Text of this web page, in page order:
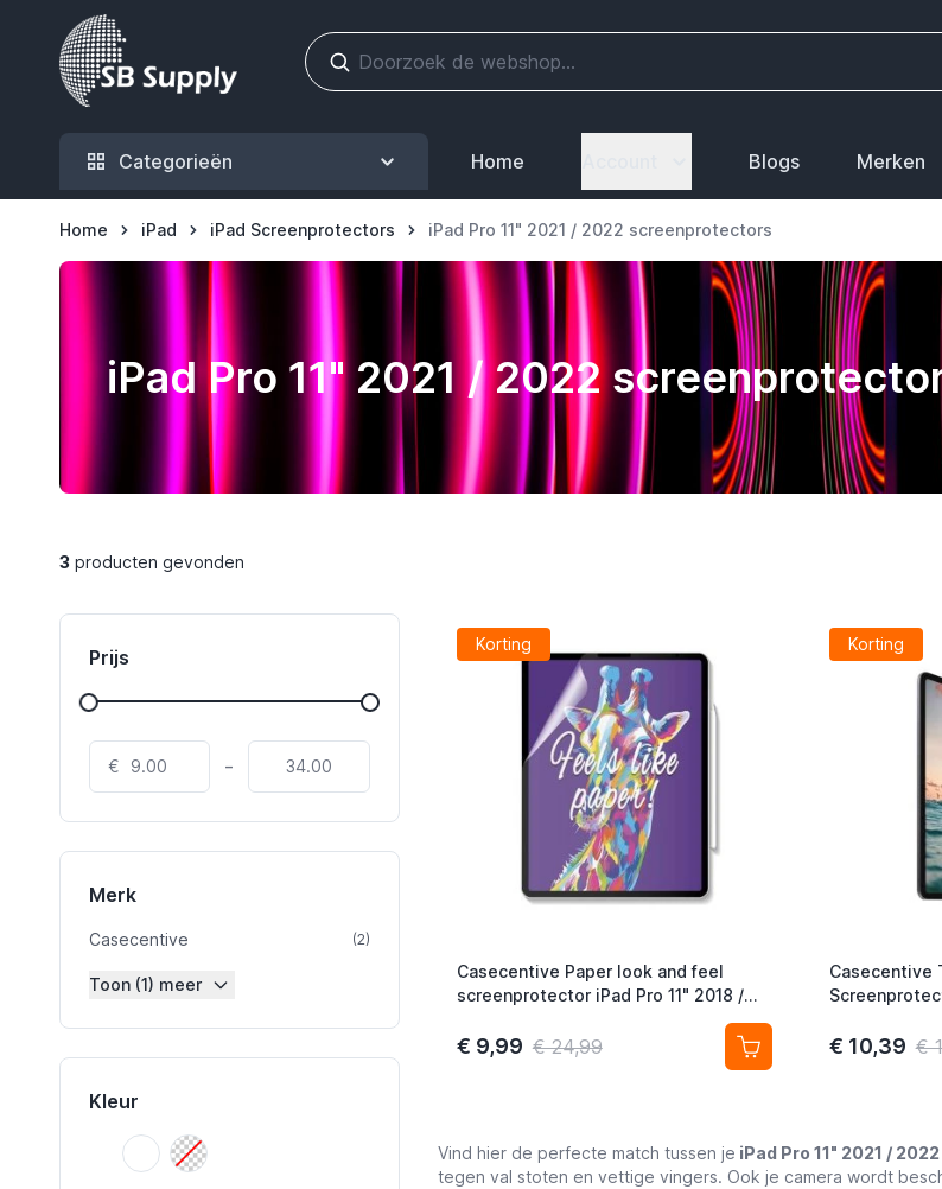
Ga naar de inhoud
Categorieën Home Blogs Merken
Home iPad iPad Screenprotectors iPad Pro 11" 2021 / 2022 screenprotectors
iPad Pro 11" 2021 / 2022
3 producten gevonden
Prijs
€ -
Merk
Casecentive (2)product
Toon (1) meer
Kleur
Onbekend
OnbekendTransparant
Transparant
Korting
Casecentive Paper look and feel
screenprotector iPad Pro 11" 2018 /
€ 9,99 € 24,99
Korting
Casecentive
€ 10,39 €
Vind hier de perfecte match tussen je iPad Pro 11" 2021 / 2022
tegen val stoten en vettige vingers. Ook je camera wordt